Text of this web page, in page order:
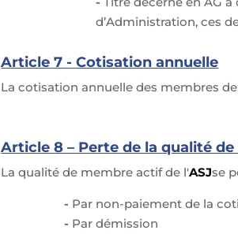
d’Administration, ces
Article 7 - Cotisation annuelle
La cotisation annuelle des membres
Article 8 – Perte de la qualité
La qualité de membre actif de l'ASJse
- Par non-paiement de la
- Par démission